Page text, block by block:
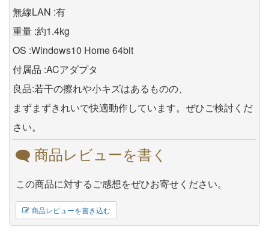
無線LAN :有
重量 :約1.4kg
OS :Windows10 Home 64bit
付属品 :ACアダプタ
良品:若干の擦れや小キズはあるものの、
まずまずきれいで快適動作しています。ぜひご検討くだ
さい。
商品レビューを書く
この商品に対するご感想をぜひお寄せください。
商品レビューを書き込む